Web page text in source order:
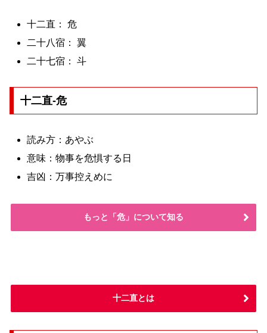
十二直： 危
二十八宿： 翼
二十七宿： 斗
十二直-危
読み方：あやぶ
意味：物事を危惧する日
吉凶：万事控えめに
もっと「危」について知る
十二直とは